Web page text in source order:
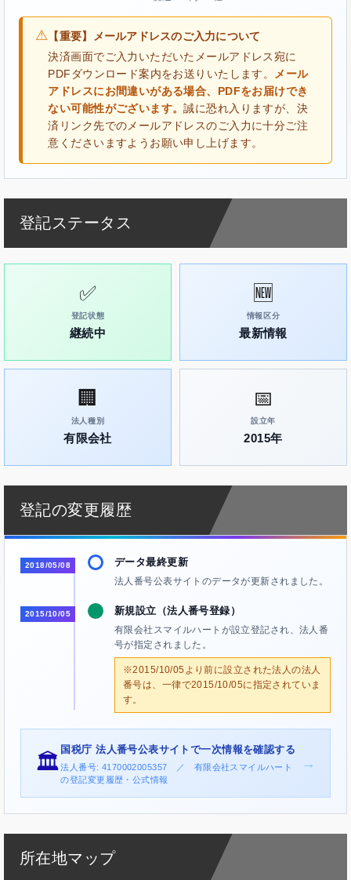
⚠ 【重要】メールアドレスのご入力について
決済画面でご入力いただいたメールアドレス宛に
PDFダウンロード案内をお送りいたします。
メール
アドレスにお間違いがある場合、PDFをお届けでき
ない可能性がございます。誠に恐れ入りますが、決
済リンク先でのメールアドレスのご入力に十分ご注
意くださいますようお願い申し上げます。
登記ステータス
✅
登記状態
継続中
🆕
情報区分
最新情報
🏢
法人種別
有限会社
📅
設立年
2015年
登記の変更履歴
2018/05/08 データ最終更新
法人番号公表サイトのデータが更新されました。
2015/10/05 新規設立（法人番号登録）
有限会社スマイルハートが設立登記され、法人番
号が指定されました。
※2015/10/05より前に設立された法人の法人
番号は、一律で2015/10/05に指定されていま
す。
🏛️
国税庁 法人番号公表サイトで一次情報を確認する
法人番号: 4170002005357 ／ 有限会社スマイルハート
の登記変更履歴・公式情報
→
所在地マップ